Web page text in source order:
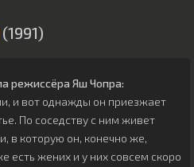
(1991)
режиссёра Яш Чопра:
и вот однажды он приезжает
По соседству с ним живет
в которую он, конечно же,
есть жених и у них совсем скоро